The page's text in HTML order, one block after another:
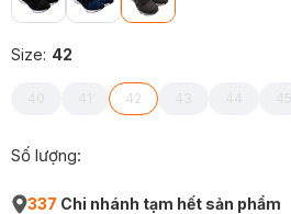
Size: 42
40 41 42 43 44 45
Số lượng:
337 Chi nhánh tạm hết sản phẩm